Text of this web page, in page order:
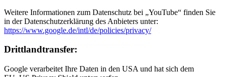
Weitere Informationen zum Datenschutz bei „YouTube“ finden Sie
in der Datenschutzerklärung des Anbieters unter:
https://www.google.de/intl/de/policies/privacy/
Drittlandtransfer:
Google verarbeitet Ihre Daten in den USA und hat sich dem